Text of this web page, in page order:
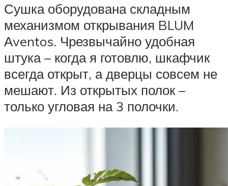
Сушка оборудована складным
механизмом открывания BLUM
Аventos. Чрезвычайно удобная
штука – когда я готовлю, шкафчик
всегда открыт, а дверцы совсем не
мешают. Из открытых полок –
только угловая на 3 полочки.